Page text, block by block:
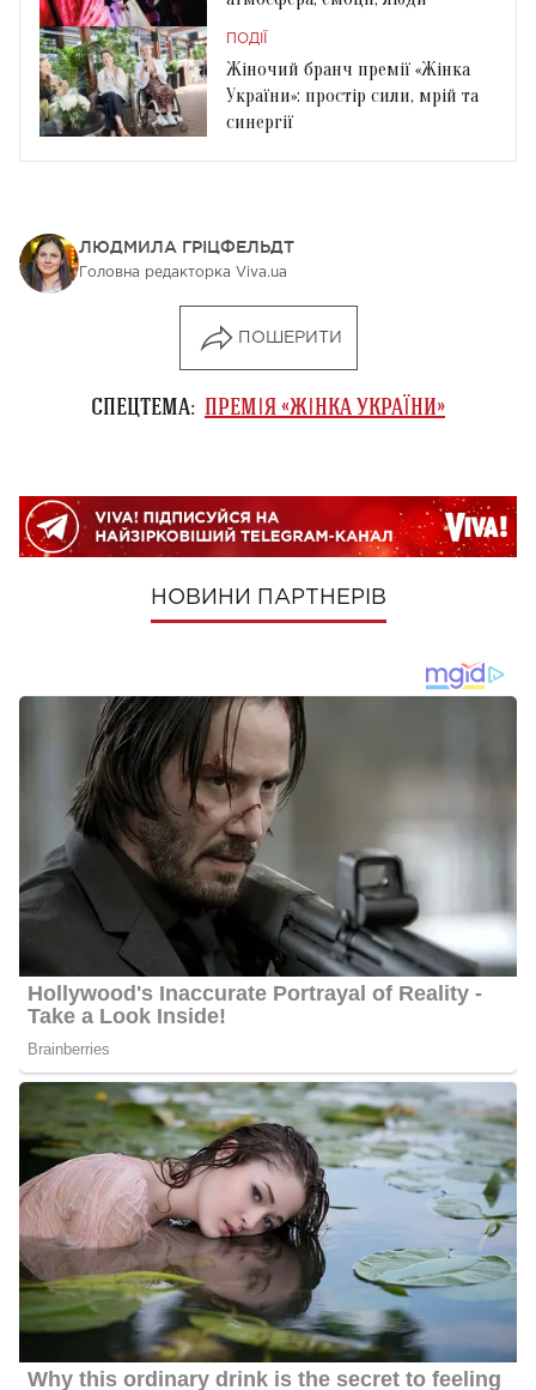
ПОДІЇ
Жіночий бранч премії «Жінка
України»: простір сили, мрій та
синергії
ЛЮДМИЛА ГРІЦФЕЛЬДТ
Головна редакторка Viva.ua
ПОШЕРИТИ
СПЕЦТЕМА: ПРЕМІЯ «ЖІНКА УКРАЇНИ»
НОВИНИ ПАРТНЕРІВ